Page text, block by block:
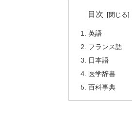
目次
英語
フランス語
日本語
医学辞書
百科事典